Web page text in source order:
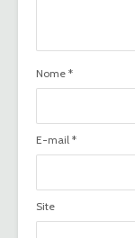
Nome *
E-mail *
Site